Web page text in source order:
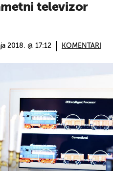
televizor
2018. @ 17:12 KOMENTARI